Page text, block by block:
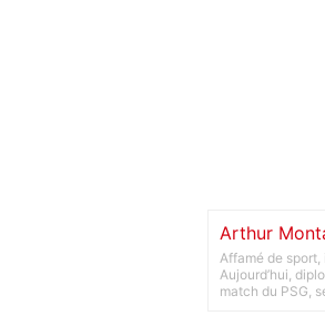
Arthur
Affamé de sport,
Aujourd’hui,
match du PSG,